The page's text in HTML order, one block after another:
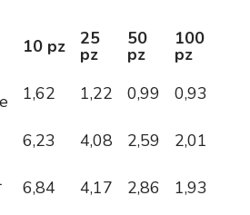
10 pz 25
pz
50
pz
100
pz
1,62 1,22 0,99 0,93
6,23 4,08 2,59 2,01
6,84 4,17 2,86 1,93